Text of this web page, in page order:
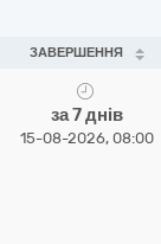
ЗАВЕРШЕННЯ
за 7 днів
15-08-2026, 08:00